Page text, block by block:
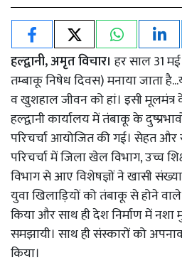
हल्द्वानी, अमृत विचार। हर साल 31 मई
तम्बाकू निषेध दिवस) मनाया जाता
व खुशहाल जीवन को हां। इसी
हल्द्वानी कार्यालय में तंबाकू के
परिचर्चा आयोजित की गई। सेहत
परिचर्चा में जिला खेल विभाग, उच्च
विभाग से आए विशेषज्ञों ने खासी
युवा खिलाड़ियों को तंबाकू से होने
किया और साथ ही देश निर्माण में नशा
समझायी। साथ ही संस्कारों को
किया।